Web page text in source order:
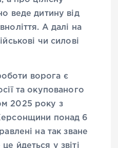
веде дитину від
А далі на
чи силові
ворога є
та окупованого
2025 року з
понад 6
на так зване
йдеться у звіті